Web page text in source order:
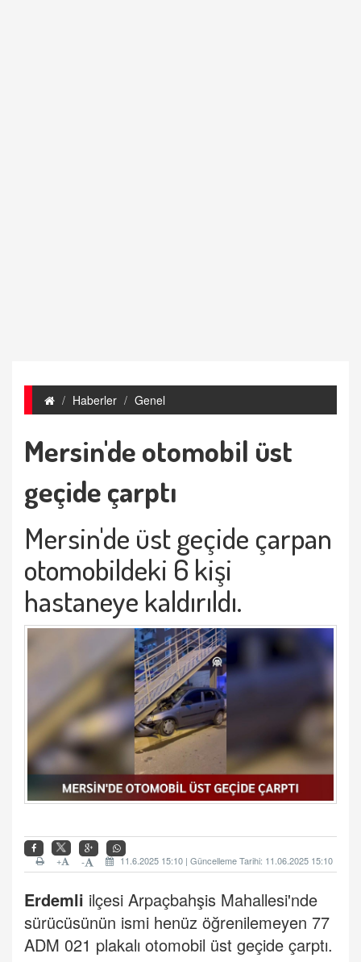
Haberler Genel
Mersin'de otomobil üst
geçide çarptı
Mersin'de üst geçide çarpan
otomobildeki 6 kişi
hastaneye kaldırıldı.
11.6.2025 15:10 | Güncelleme Tarihi: 11.06.2025 15:10
-
+
Erdemli ilçesi Arpaçbahşis Mahallesi'nde
sürücüsünün ismi henüz öğrenilemeyen 77
ADM 021 plakalı otomobil üst geçide çarptı.